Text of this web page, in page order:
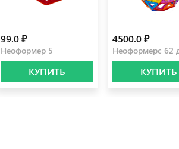
99.0 ₽
Неоформер 5
КУПИТЬ
4500.0 ₽
Неоформерc 62
КУПИТЬ